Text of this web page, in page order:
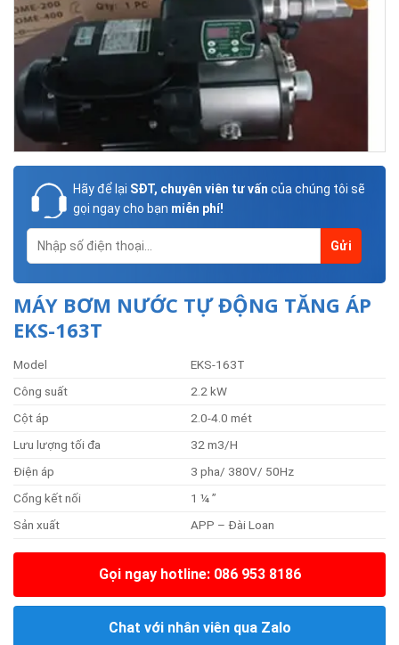
Hãy để lại SĐT, chuyên viên tư vấn của chúng tôi sẽ
gọi ngay cho bạn miễn phí!
MÁY BƠM NƯỚC TỰ ĐỘNG TĂNG ÁP
EKS-163T
Model
EKS-163T
Công suất
2.2 kW
Cột áp
2.0-4.0 mét
Lưu lượng tối đa
32 m3/H
Điện áp
3 pha/ 380V/ 50Hz
Cổng kết nối
1 ¼ ”
Sản xuất
APP – Đài Loan
Gọi ngay hotline: 086 953 8186
Chat với nhân viên qua Zalo